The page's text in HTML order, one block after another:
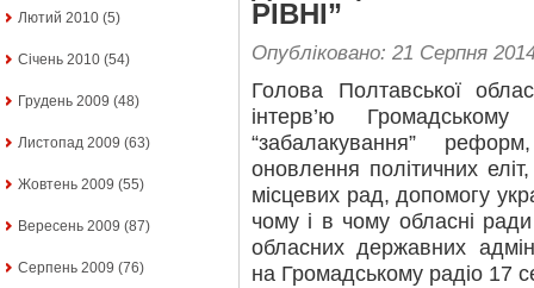
Лютий 2010 (5)
Січень 2010 (54)
Грудень 2009 (48)
Листопад 2009 (63)
Жовтень 2009 (55)
Вересень 2009 (87)
Серпень 2009 (76)
РІВНІ”
Опубліковано: 21 Серпня
Голова Полтавської
інтерв’ю
“забалакування”
оновлення політичних
місцевих рад, допомогу
чому і в чому обласні
обласних державних
на Громадському радіо 17